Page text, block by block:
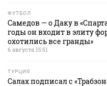
ФУТБОЛ
Самедов — о Даку в
годы он входит в элиту
охотились все гранды»
6 августа 15:51
ТУРЦИЯ
Салах подписал с